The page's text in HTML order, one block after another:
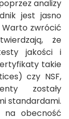
analizy
jest jasno
Warto zwrócić
że
jakości i
takie
czy NSF,
zostały
standardami.
na obecność